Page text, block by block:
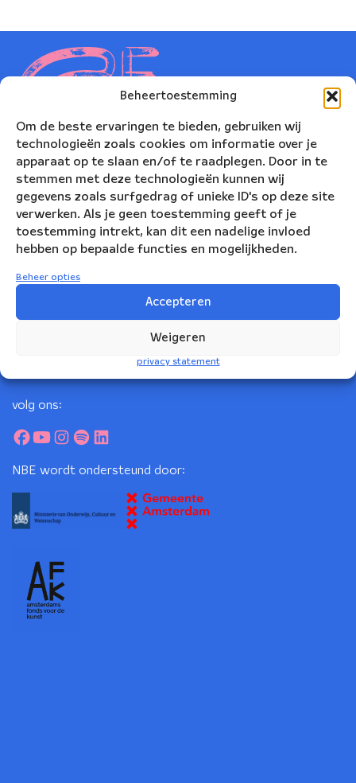
Beheertoestemming
Om de beste ervaringen te bieden, gebruiken wij
technologieën zoals cookies om informatie over je
apparaat op te slaan en/of te raadplegen. Door in te
stemmen met deze technologieën kunnen wij
gegevens zoals surfgedrag of unieke ID's op deze site
verwerken. Als je geen toestemming geeft of je
toestemming intrekt, kan dit een nadelige invloed
hebben op bepaalde functies en mogelijkheden.
Beheer opties
Accepteren
Weigeren
privacy statement
Nederlands Blazers Ensemble
Korte Leidsedwarsstraat 12
volg ons:
NBE wordt ondersteund door: